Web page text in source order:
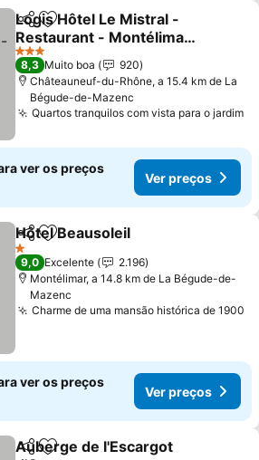
PartilharAdicionar aos favoritos
Logis Hôtel Le Mistral -
Restaurant - Montélimar
Sud
Ver preços
3 Estrelas
8,3 Muito boa
920
Châteauneuf-du-Rhône, a 15.4 km de La
Bégude-de-Mazenc
Quartos tranquilos com vista para o jardim
ver os preços
Ver preços
PartilharAdicionar aos favoritos
Hôtel Beausoleil
1 Estrelas
9,0 Excelente
2.196
Montélimar, a 14.8 km de La Bégude-de-
Mazenc
Charme de uma mansão histórica de 1900
ver os preços
Ver preços
PartilharAdicionar aos favoritos
Auberge de l'Escargot